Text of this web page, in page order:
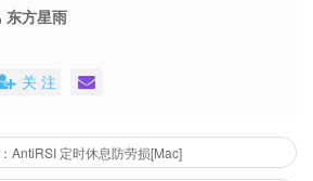
东方星雨
关 注
AntiRSI 定时休息防劳损[Mac]